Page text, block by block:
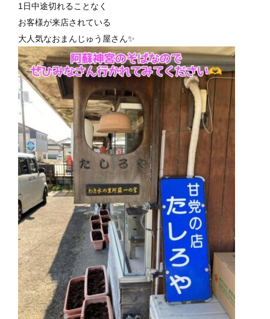
1日中途切れることなく
お客様が来店されている
大人気なおまんじゅう屋さん✨️